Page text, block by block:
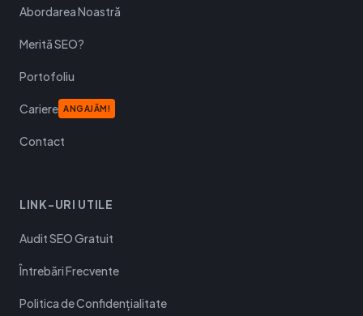
Abordarea Noastră
Merită SEO?
Portofoliu
Cariere ANGAJĂM!
Contact
LINK-URI UTILE
Audit SEO Gratuit
Întrebări Frecvente
Politica de Confidențialitate